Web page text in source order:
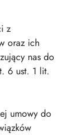
z
oraz ich
nas do
6 ust. 1 lit.
umowy do